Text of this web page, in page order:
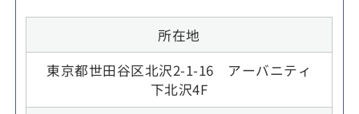
所在地
東京都世田谷区北沢2-1-16 アーバニティ
下北沢4F